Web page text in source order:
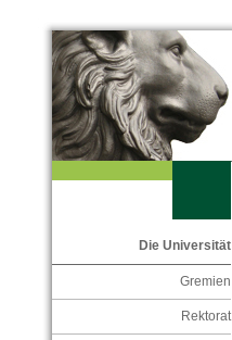
Die Universität
Gremien
Rektorat